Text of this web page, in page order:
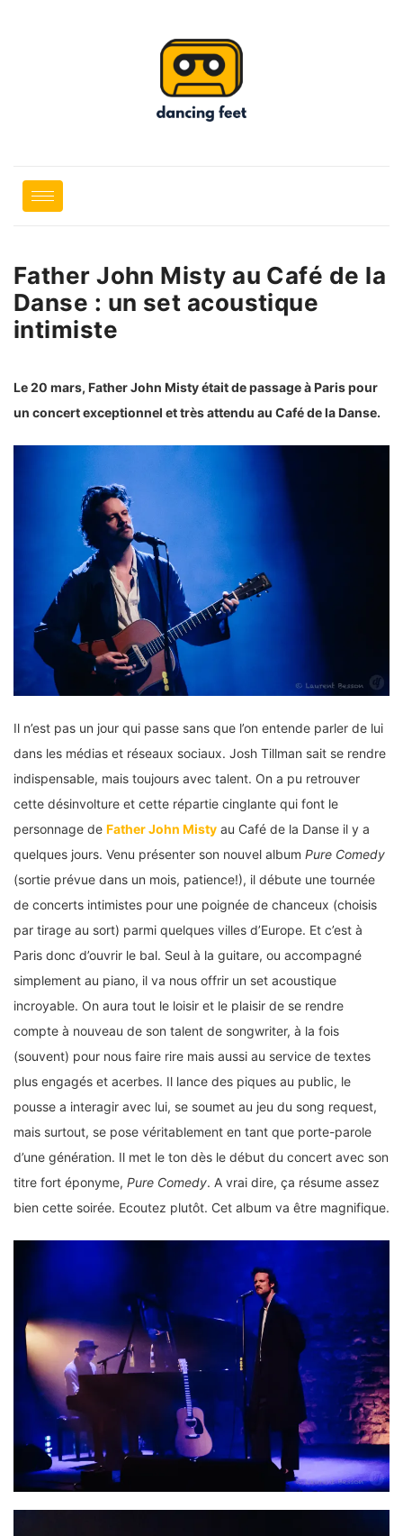
Father John Misty au Café de la
Danse : un set acoustique
intimiste
Le 20 mars, Father John Misty était de passage à Paris pour
un concert exceptionnel et très attendu au Café de la Danse.
Il n’est pas un jour qui passe sans que l’on entende parler de lui
dans les médias et réseaux sociaux. Josh Tillman sait se rendre
indispensable, mais toujours avec talent. On a pu retrouver
cette désinvolture et cette répartie cinglante qui font le
personnage de Father John Misty au Café de la Danse il y a
quelques jours. Venu présenter son nouvel album Pure Comedy
(sortie prévue dans un mois, patience!), il débute une tournée
de concerts intimistes pour une poignée de chanceux (choisis
par tirage au sort) parmi quelques villes d’Europe. Et c’est à
Paris donc d’ouvrir le bal. Seul à la guitare, ou accompagné
simplement au piano, il va nous offrir un set acoustique
incroyable. On aura tout le loisir et le plaisir de se rendre
compte à nouveau de son talent de songwriter, à la fois
(souvent) pour nous faire rire mais aussi au service de textes
plus engagés et acerbes. Il lance des piques au public, le
pousse a interagir avec lui, se soumet au jeu du song request,
mais surtout, se pose véritablement en tant que porte-parole
d’une génération. Il met le ton dès le début du concert avec son
titre fort éponyme, Pure Comedy. A vrai dire, ça résume assez
bien cette soirée. Ecoutez plutôt. Cet album va être magnifique.